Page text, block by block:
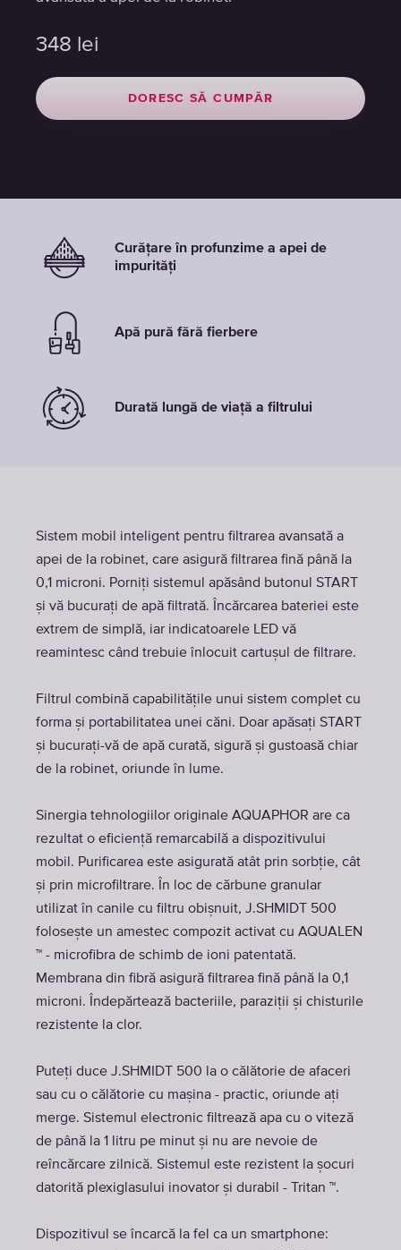
348 lei
DORESC SĂ CUMPĂR
348 lei
DORESC SĂ CUMPĂR
348 lei
DORESC SĂ CUMPĂR
Curățare în profunzime a apei de
impurități
Apă pură fără fierbere
Durată lungă de viață a filtrului
Sistem mobil inteligent pentru filtrarea avansată a
apei de la robinet, care asigură filtrarea fină până la
0,1 microni. Porniți sistemul apăsând butonul START
și vă bucurați de apă filtrată. Încărcarea bateriei este
extrem de simplă, iar indicatoarele LED vă
reamintesc când trebuie înlocuit cartușul de filtrare.
Filtrul combină capabilitățile unui sistem complet cu
forma și portabilitatea unei căni. Doar apăsați START
și bucurați-vă de apă curată, sigură și gustoasă chiar
de la robinet, oriunde în lume.
Sinergia tehnologiilor originale AQUAPHOR are ca
rezultat o eficiență remarcabilă a dispozitivului
mobil. Purificarea este asigurată atât prin sorbție, cât
și prin microfiltrare. În loc de cărbune granular
utilizat în canile cu filtru obișnuit, J.SHMIDT 500
folosește un amestec compozit activat cu AQUALEN
™ - microfibra de schimb de ioni patentată.
Membrana din fibră asigură filtrarea fină până la 0,1
microni. Îndepărtează bacteriile, paraziții și chisturile
rezistente la clor.
Puteți duce J.SHMIDT 500 la o călătorie de afaceri
sau cu o călătorie cu mașina - practic, oriunde ați
merge. Sistemul electronic filtrează apa cu o viteză
de până la 1 litru pe minut și nu are nevoie de
reîncărcare zilnică. Sistemul este rezistent la șocuri
datorită plexiglasului inovator și durabil - Tritan ™.
Dispozitivul se încarcă la fel ca un smartphone: